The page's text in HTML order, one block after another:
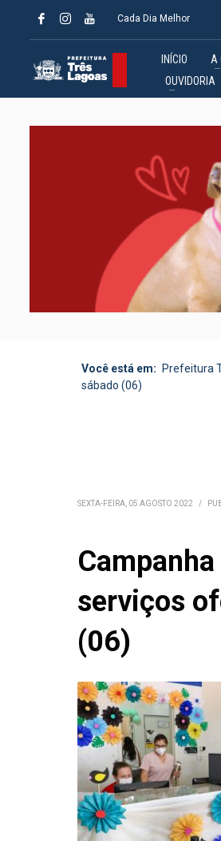
Cada Dia Melhor
INÍCIO A
OUVIDORIA
Você está em: Prefeitura
sábado (06)
SEXTA-FEIRA, 05 AGOSTO 2022 /
serviços
(06)